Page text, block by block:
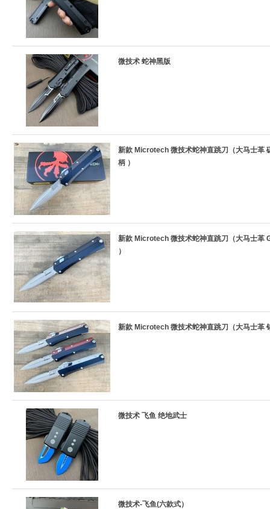
微技术 蛇神黑版
新款 Microtech 微技术蛇神直跳刀（大马士革
柄 ）
新款 Microtech 微技术蛇神直跳刀（大马士革
）
新款 Microtech 微技术蛇神直跳刀（大马士革
微技术 飞鱼 绝地武士
微技术-飞鱼(六款式）